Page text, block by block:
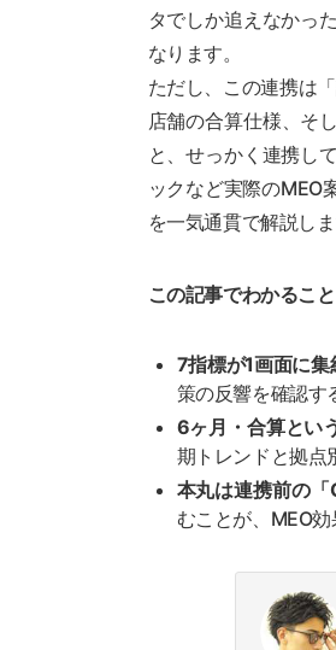
タでしか追えなかっ
なります。
ただし、この連携は
店舗の合算仕様、そ
と、せっかく連携し
ックなど実際のMEO
を一気通貫で解説しま
この記事でわかること
7指標が1画面に集
策の反響を確認す
6ヶ月・合算とい
期トレンドと拠点
本丸は連携前の「
むことが、MEO効